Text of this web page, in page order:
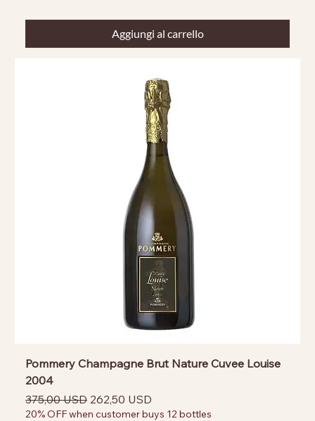
Aggiungi al carrello
Pommery Champagne Brut Nature Cuvee Louise
2004
Prezzo regolare
375,00 USD Prezzo scontato
262,50 USD
20% OFF when customer buys 12 bottles